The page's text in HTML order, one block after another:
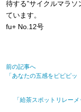
待する”サイクルマラソ
ています。
fu+ No.12号
前の記事へ
「あなたの五感をピピピッ
「給茶スポットリレー